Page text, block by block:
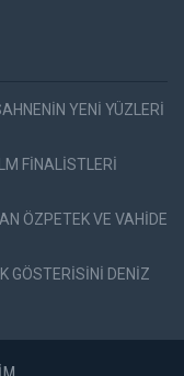
YENİ YÜZLERİ
FİNALİSTLERİ
ÖZPETEK VE VAHİDE
GÖSTERİSİNİ DENİZ